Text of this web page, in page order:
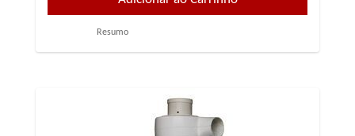
Resumo